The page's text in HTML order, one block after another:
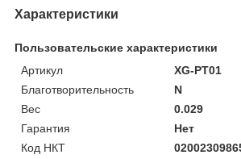
Характеристики
Пользовательские характеристики
Артикул
XG-PT01
Благотворительность
N
Вес
0.029
Гарантия
Нет
Код НКТ